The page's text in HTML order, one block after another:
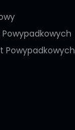
Powypadkowych